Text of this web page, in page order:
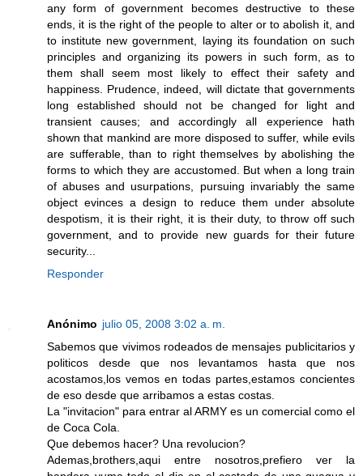
any form of government becomes destructive to these
ends, it is the right of the people to alter or to abolish it, and
to institute new government, laying its foundation on such
principles and organizing its powers in such form, as to
them shall seem most likely to effect their safety and
happiness. Prudence, indeed, will dictate that governments
long established should not be changed for light and
transient causes; and accordingly all experience hath
shown that mankind are more disposed to suffer, while evils
are sufferable, than to right themselves by abolishing the
forms to which they are accustomed. But when a long train
of abuses and usurpations, pursuing invariably the same
object evinces a design to reduce them under absolute
despotism, it is their right, it is their duty, to throw off such
government, and to provide new guards for their future
security...
Responder
Anónimo julio 05, 2008 3:02 a. m.
Sabemos que vivimos rodeados de mensajes publicitarios y
politicos desde que nos levantamos hasta que nos
acostamos,los vemos en todas partes,estamos concientes
de eso desde que arribamos a estas costas.
La "invitacion" para entrar al ARMY es un comercial como el
de Coca Cola.
Que debemos hacer? Una revolucion?
Ademas,brothers,aqui entre nosotros,prefiero ver la